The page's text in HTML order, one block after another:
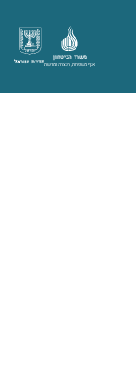
מדינת ישראל
משרד הביטחון
אגף משפחות, הנצחה ומורשת